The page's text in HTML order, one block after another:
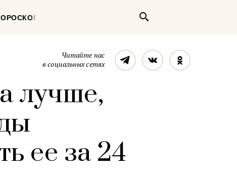
Читайте нас
в социальных сетях
ТелеграмВконтакте
лучше,
ее за 24